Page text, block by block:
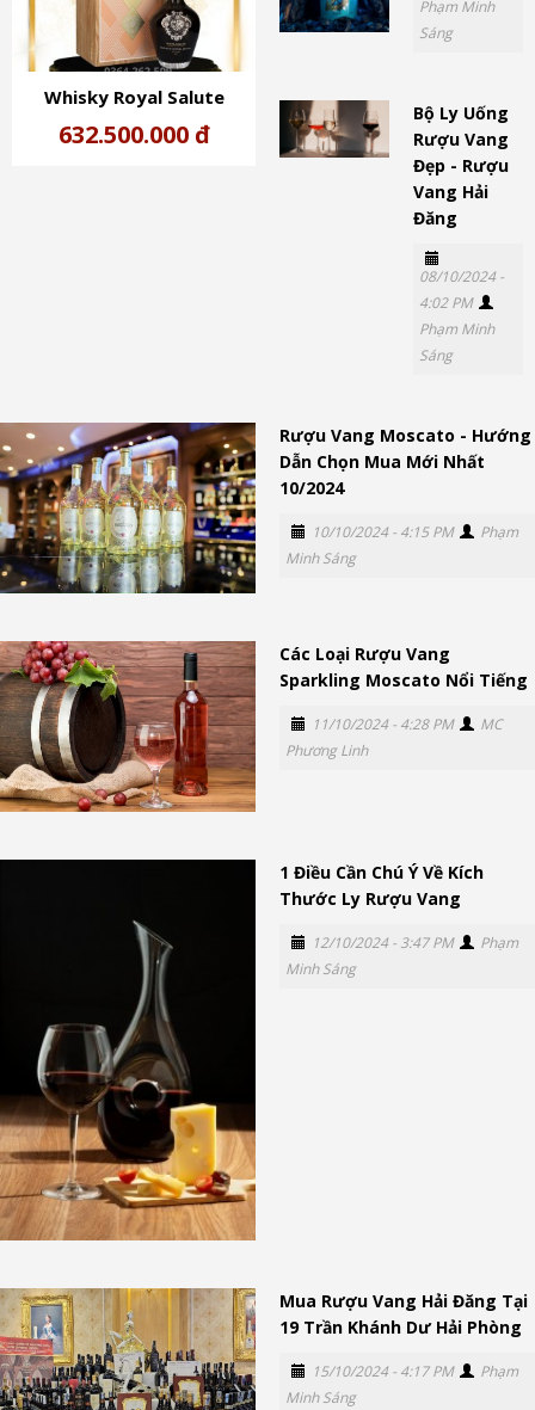
Whisky Royal Salute
Palatium Jubikke Edition
632.500.000 đ
Phạm Minh
Sáng
Bộ Ly Uống
Rượu Vang
Đẹp - Rượu
Vang Hải
Đăng
08/10/2024 -
4:02 PM
Phạm Minh
Sáng
Rượu Vang Moscato - Hướng
Dẫn Chọn Mua Mới Nhất
10/2024
10/10/2024 - 4:15 PM
Phạm
Minh Sáng
Các Loại Rượu Vang
Sparkling Moscato Nổi Tiếng
11/10/2024 - 4:28 PM
MC
Phương Linh
1 Điều Cần Chú Ý Về Kích
Thước Ly Rượu Vang
12/10/2024 - 3:47 PM
Phạm
Minh Sáng
Mua Rượu Vang Hải Đăng Tại
19 Trần Khánh Dư Hải Phòng
15/10/2024 - 4:17 PM
Phạm
Minh Sáng